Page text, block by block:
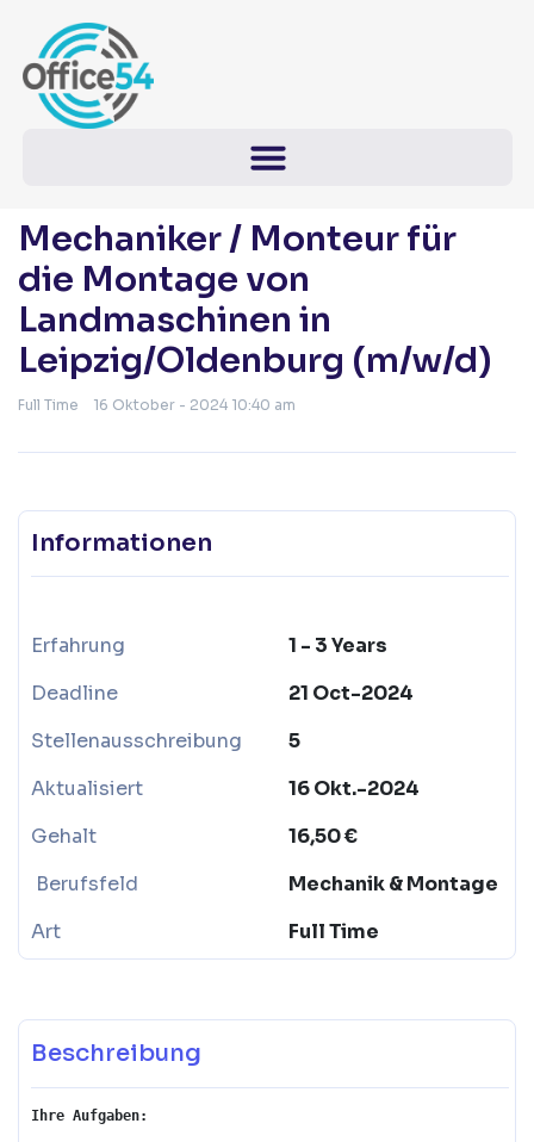
Mechaniker / Monteur für
die Montage von
Landmaschinen in
Leipzig/Oldenburg (m/w/d)
Full Time 16 Oktober - 2024 10:40 am
Informationen
Erfahrung
1 - 3 Years
Deadline
21 Oct-2024
Stellenausschreibung
5
Aktualisiert
16 Okt.-2024
Gehalt
16,50 €
Berufsfeld
Mechanik & Montage
Art
Full Time
Beschreibung
Ihre Aufgaben: